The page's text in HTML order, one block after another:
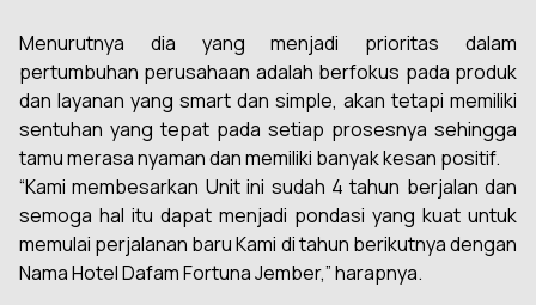
Menurutnya dia yang menjadi prioritas dalam
pertumbuhan perusahaan adalah berfokus pada produk
dan layanan yang smart dan simple, akan tetapi memiliki
sentuhan yang tepat pada setiap prosesnya sehingga
tamu merasa nyaman dan memiliki banyak kesan positif.
“Kami membesarkan Unit ini sudah 4 tahun berjalan dan
semoga hal itu dapat menjadi pondasi yang kuat untuk
memulai perjalanan baru Kami di tahun berikutnya dengan
Nama Hotel Dafam Fortuna Jember,” harapnya.